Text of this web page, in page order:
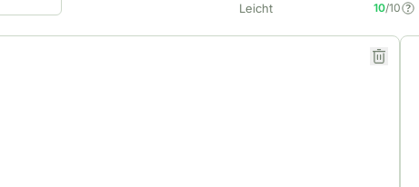
Leicht 10/10